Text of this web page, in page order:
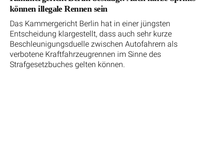
können illegale Rennen sein
Das Kammergericht Berlin hat in einer jüngsten
Entscheidung klargestellt, dass auch sehr kurze
Beschleunigungsduelle zwischen Autofahrern als
verbotene Kraftfahrzeugrennen im Sinne des
Strafgesetzbuches gelten können.